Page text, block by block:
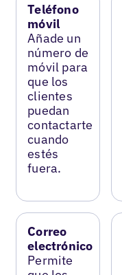
Teléfono
móvil
Añade un
número de
móvil para
que los
clientes
puedan
contactarte
cuando
estés
fuera.
Correo
electrónico
Permite